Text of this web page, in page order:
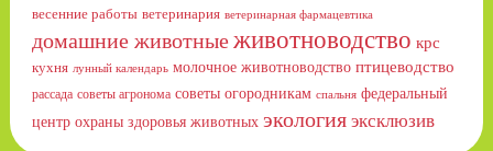
весенние работы ветеринария ветеринарная фармацевтика
домашние животныеживотноводство крс
кухня лунный календарь молочное животноводство птицеводство
рассада советы агронома советы огородникам спальня федеральный
центр охраны здоровья животных экология эксклюзив